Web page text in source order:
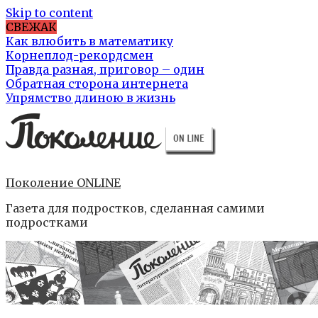
Skip to content
СВЕЖАК
Как влюбить в математику
Корнеплод-рекордсмен
Правда разная, приговор – один
Обратная сторона интернета
Упрямство длиною в жизнь
Поколение ONLINE
Газета для подростков, сделанная самими
подростками